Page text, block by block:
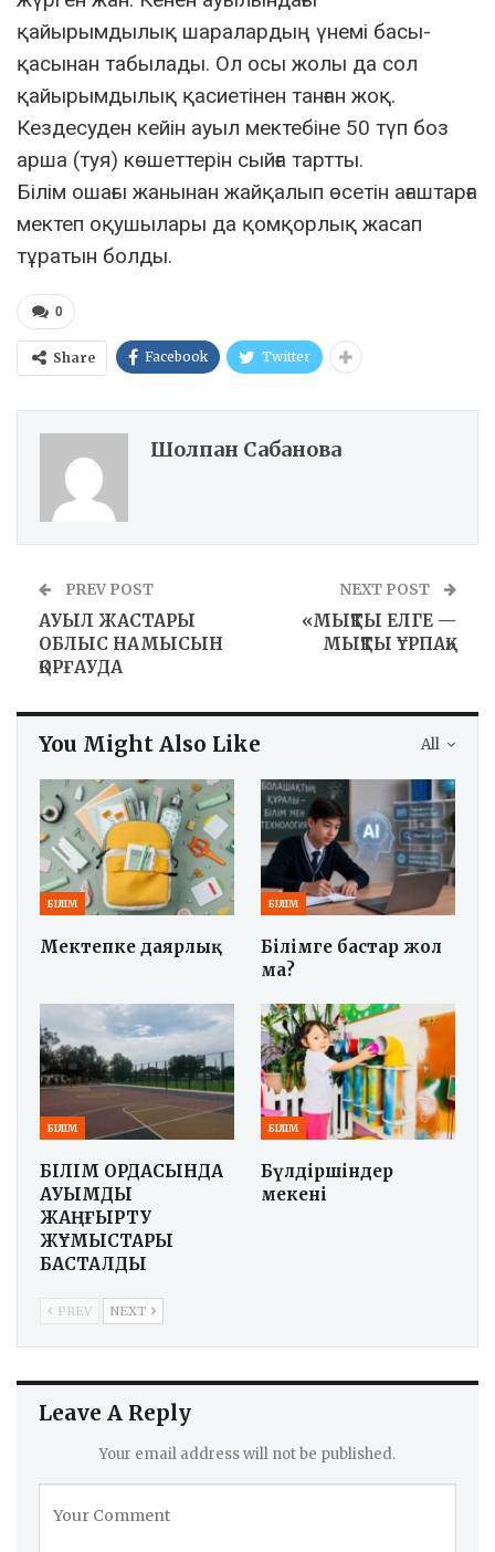
қайырымдылық шаралардың үнемі басы-
қасынан табылады. Ол осы жолы да сол
қайырымдылық қасиетінен танған жоқ.
Кездесуден кейін ауыл мектебіне 50 түп боз
арша (туя) көшеттерін сыйға тартты.
Білім ошағы жанынан жайқалып өсетін ағаштарға
мектеп оқушылары да қомқорлық жасап
тұратын болды.
0
Share Facebook Twitter
Шолпан Сабанова
PREV POST
АУЫЛ ЖАСТАРЫ
ОБЛЫС НАМЫСЫН
ҚОРҒАУДА
NEXT POST
«МЫҚТЫ ЕЛГЕ —
МЫҚТЫ ҰРПАҚ»
All
You Might Also Like
БІЛІМ
Мектепке даярлық
БІЛІМ
Білімге бастар жол
ма?
БІЛІМ
БІЛІМ ОРДАСЫНДА
АУҚЫМДЫ
ЖАҢҒЫРТУ
ЖҰМЫСТАРЫ
БАСТАЛДЫ
БІЛІМ
Бүлдіршіндер
мекені
PREV NEXT
Leave A Reply
Your email address will not be published.